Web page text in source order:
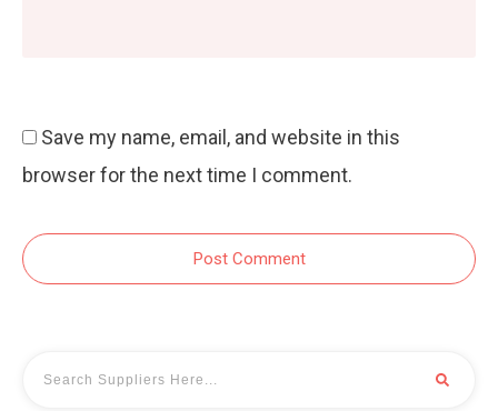
Save my name, email, and website in this
browser for the next time I comment.
Post Comment